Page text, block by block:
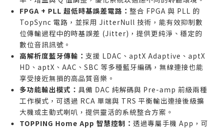
系統中已有同等級或更高階 DAC，不需要重複投資的
發燒友。
純粹使用類比訊源，完全不需要數位類比轉換功能的
用戶。
FPGA + PLL 超低時基誤差電路： 整合 FPGA 與 PLL 的
TopSync 電路，並採用 JitterNull 技術，能有效抑制數
位傳輸過程中的時基誤差 (Jitter)，提供更純淨、穩定的
數位音訊訊號。
高解析度藍牙傳輸： 支援 LDAC、aptX Adaptive、aptX
HD、aptX、AAC、SBC 等多種藍牙編碼，無線連接也能
享受接近無損的高品質音樂。
多功能輸出模式： 具備 DAC 純解碼與 Pre-amp 前級兩種
工作模式，可透過 RCA 單端與 TRS 平衡輸出連接後級擴
大機或主動式喇叭，提供靈活的系統整合方案。
TOPPING Home App 智慧控制： 透過專屬手機 App，可